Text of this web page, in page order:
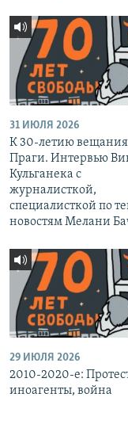
31 ИЮЛЯ 2026
К 30-летию вещания
Праги. Интервью
Кульганека с
журналисткой,
специалисткой по
новостям Мелани
29 ИЮЛЯ 2026
2010-2020-е:
иноагенты, война